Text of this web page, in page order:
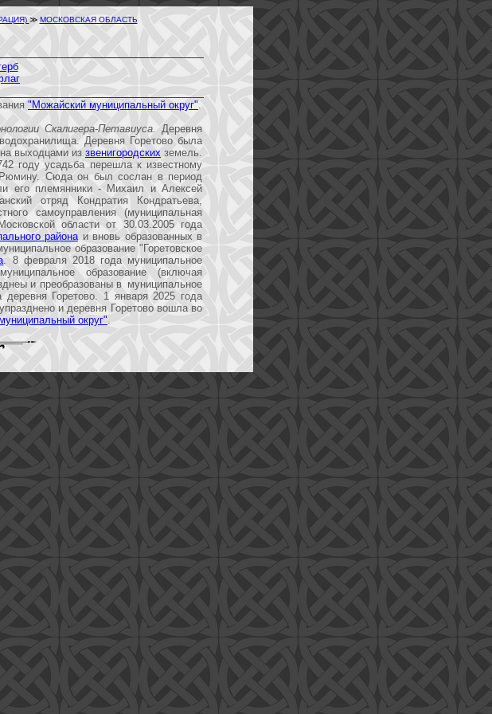
≫ МОСКОВСКАЯ ОБЛАСТЬ
"Можайский муниципальный округ"
Скалигера-Петавиуса.
Деревня
Деревня Горетово была
выходцами из звенигородских земель.
году усадьба перешла к известному
Сюда он был сослан в период
его племянники - Михаил и Алексей
отряд Кондратия Кондратьева,
самоуправления (муниципальная
области от 30.03.2005 года
района и вновь образованных в
образование "Горетовское
. 8 февраля 2018 года муниципальное
образование (включая
и преобразованы в муниципальное
деревня Горетово. 1 января 2025 года
упразднено и деревня Горетово вошла во
округ"